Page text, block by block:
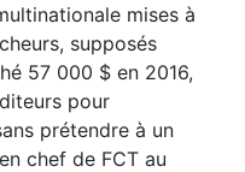
mises à
supposés
57 000 $ en 2016,
pour
prétendre à un
chef de FCT au